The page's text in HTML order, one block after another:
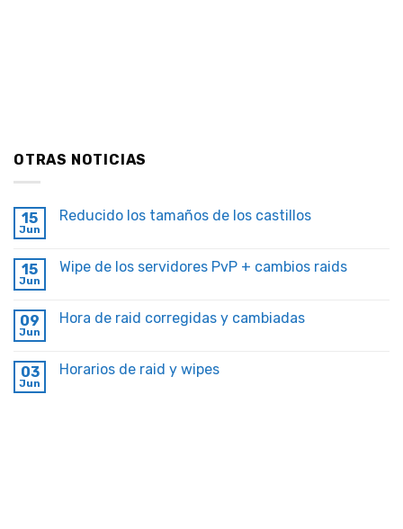
OTRAS NOTICIAS
15
Jun
Reducido los tamaños de los castillos
15
Jun
Wipe de los servidores PvP + cambios raids
09
Jun
Hora de raid corregidas y cambiadas
03
Jun
Horarios de raid y wipes